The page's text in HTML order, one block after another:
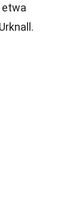
etwa